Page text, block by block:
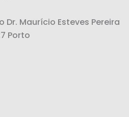
Dr. Maurício Esteves Pereira
Porto